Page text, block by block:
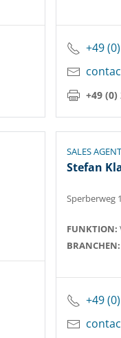
+49
+49 (0)
SALES AGENT
Stefan
Sperberweg
FUNKTION:
BRANCHEN:
+49